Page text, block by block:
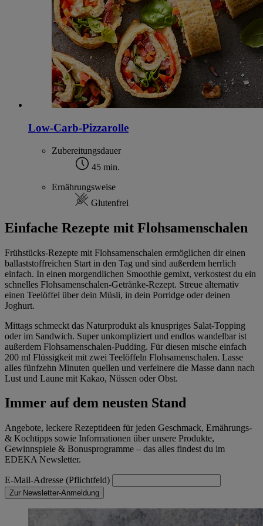
Low-Carb-Pizzarolle
Zubereitungsdauer
45 min.
Ernährungsweise
Glutenfrei
Einfache Rezepte mit Flohsamenschalen
Frühstücks-Rezepte mit Flohsamenschalen ermöglichen dir einen
ballaststoffreichen Start in den Tag und sind außerdem herrlich
einfach. In einen morgendlichen Smoothie gemixt, verkostest du ein
schnelles Flohsamenschalen-Getränke-Rezept. Streue alternativ
einen Teelöffel über dein Müsli, in dein Porridge oder deinen
Joghurt.
Mittags schmeckt das Naturprodukt als knuspriges Salat-Topping
oder im Sandwich. Super unkompliziert und endlos wandelbar ist
außerdem Flohsamenschalen-Pudding. Für diesen mische einfach
200 ml Flüssigkeit mit zwei Teelöffeln Flohsamenschalen. Lasse
alles fünfzehn Minuten quellen und verfeinere die Masse dann nach
Lust und Laune mit Kakao, Nüssen oder Obst.
Immer auf dem neusten Stand
Angebote, leckere Rezeptideen für jeden Geschmack, Ernährungs-
& Kochtipps sowie Informationen über unsere Produkte,
Gewinnspiele & Bonusprogramme – das alles findest du im
EDEKA Newsletter.
E-Mail-Adresse (Pflichtfeld)
Zur Newsletter-Anmeldung